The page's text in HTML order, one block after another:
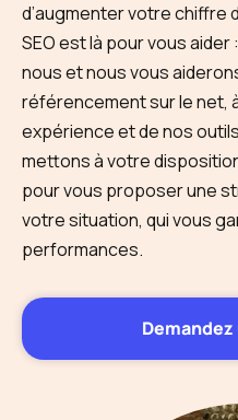
d’augmenter votre chiffre
SEO est là pour vous
nous et nous vous
référencement sur le net,
expérience et de nos
mettons à votre
pour vous proposer une
votre situation, qui vous
performances.
Demandez